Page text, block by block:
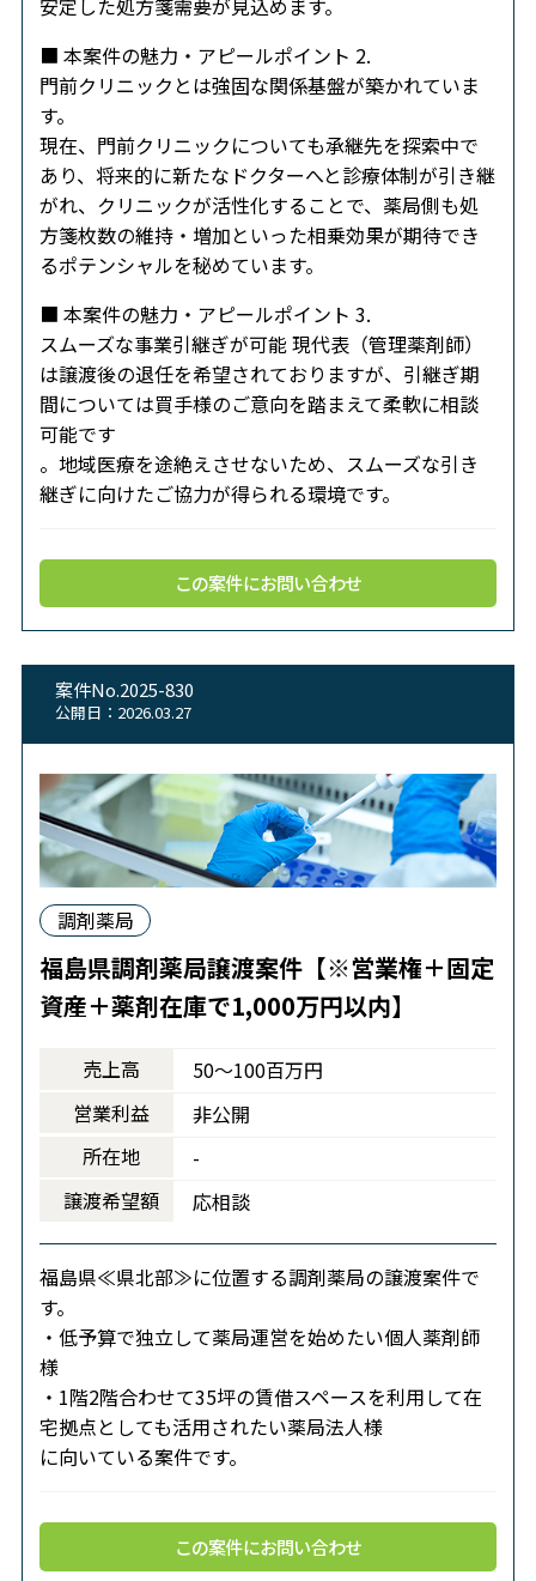
■ 本案件の魅力・アピールポイント 2.
門前クリニックとは強固な関係基盤が築かれていま
す。
現在、門前クリニックについても承継先を探索中で
あり、将来的に新たなドクターへと診療体制が引き継
がれ、クリニックが活性化することで、薬局側も処
方箋枚数の維持・増加といった相乗効果が期待でき
るポテンシャルを秘めています。
■ 本案件の魅力・アピールポイント 3.
スムーズな事業引継ぎが可能 現代表（管理薬剤師）
は譲渡後の退任を希望されておりますが、引継ぎ期
間については買手様のご意向を踏まえて柔軟に相談
可能です
。地域医療を途絶えさせないため、スムーズな引き
継ぎに向けたご協力が得られる環境です。
この案件にお問い合わせ
案件No.2025-830
公開日：2026.03.27
調剤薬局
福島県調剤薬局譲渡案件【※営業権＋固定
資産＋薬剤在庫で1,000万円以内】
売上高
50～100百万円
営業利益
非公開
所在地
-
譲渡希望額
応相談
福島県≪県北部≫に位置する調剤薬局の譲渡案件で
す。
・低予算で独立して薬局運営を始めたい個人薬剤師
様
・1階2階合わせて35坪の賃借スペースを利用して在
宅拠点としても活用されたい薬局法人様
に向いている案件です。
この案件にお問い合わせ